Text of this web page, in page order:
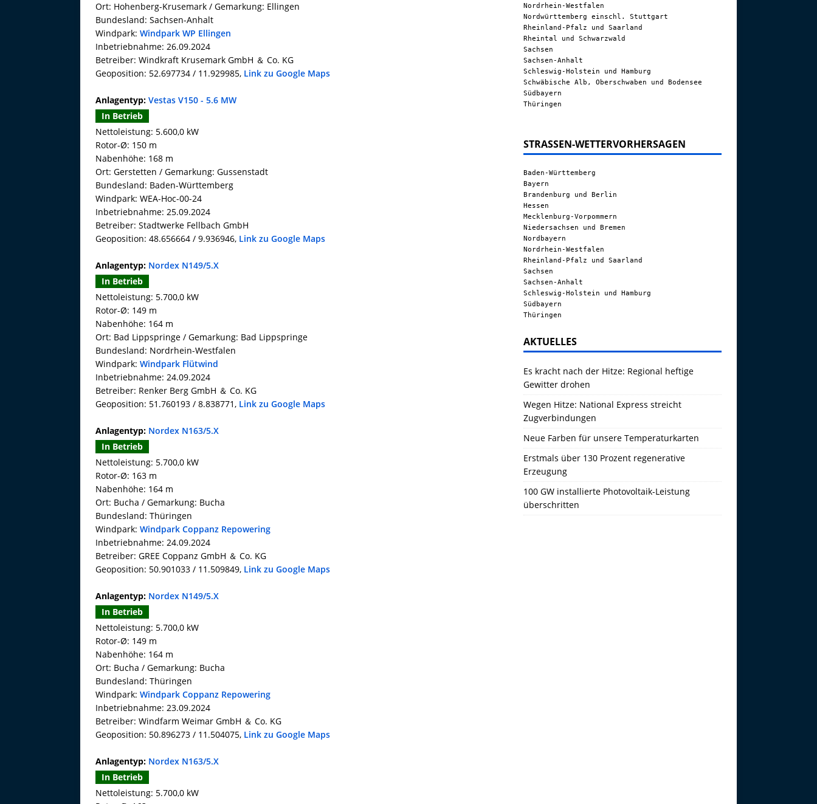
Ort: Hohenberg-Krusemark / Gemarkung: Ellingen
Bundesland: Sachsen-Anhalt
Windpark: Windpark WP Ellingen
Inbetriebnahme: 26.09.2024
Betreiber: Windkraft Krusemark GmbH ＆ Co. KG
Geoposition: 52.697734 / 11.929985, Link zu Google Maps
Anlagentyp: Vestas V150 - 5.6 MW
In Betrieb
Nettoleistung: 5.600,0 kW
Rotor-Ø: 150 m
Nabenhöhe: 168 m
Ort: Gerstetten / Gemarkung: Gussenstadt
Bundesland: Baden-Württemberg
Windpark: WEA-Hoc-00-24
Inbetriebnahme: 25.09.2024
Betreiber: Stadtwerke Fellbach GmbH
Geoposition: 48.656664 / 9.936946, Link zu Google Maps
Anlagentyp: Nordex N149/5.X
In Betrieb
Nettoleistung: 5.700,0 kW
Rotor-Ø: 149 m
Nabenhöhe: 164 m
Ort: Bad Lippspringe / Gemarkung: Bad Lippspringe
Bundesland: Nordrhein-Westfalen
Windpark: Windpark Flütwind
Inbetriebnahme: 24.09.2024
Betreiber: Renker Berg GmbH ＆ Co. KG
Geoposition: 51.760193 / 8.838771, Link zu Google Maps
Anlagentyp: Nordex N163/5.X
In Betrieb
Nettoleistung: 5.700,0 kW
Rotor-Ø: 163 m
Nabenhöhe: 164 m
Ort: Bucha / Gemarkung: Bucha
Bundesland: Thüringen
Windpark: Windpark Coppanz Repowering
Inbetriebnahme: 24.09.2024
Betreiber: GREE Coppanz GmbH ＆ Co. KG
Geoposition: 50.901033 / 11.509849, Link zu Google Maps
Anlagentyp: Nordex N149/5.X
In Betrieb
Nettoleistung: 5.700,0 kW
Rotor-Ø: 149 m
Nabenhöhe: 164 m
Ort: Bucha / Gemarkung: Bucha
Bundesland: Thüringen
Windpark: Windpark Coppanz Repowering
Inbetriebnahme: 23.09.2024
Betreiber: Windfarm Weimar GmbH ＆ Co. KG
Geoposition: 50.896273 / 11.504075, Link zu Google Maps
Anlagentyp: Nordex N163/5.X
In Betrieb
Nettoleistung: 5.700,0 kW
Nordrhein-Westfalen
Nordwürttemberg einschl. Stuttgart
Rheinland-Pfalz und Saarland
Rheintal und Schwarzwald
Sachsen
Sachsen-Anhalt
Schleswig-Holstein und Hamburg
Schwäbische Alb, Oberschwaben und Bodensee
Südbayern
Thüringen
STRASSEN-WETTERVORHERSAGEN
Baden-Württemberg
Bayern
Brandenburg und Berlin
Hessen
Mecklenburg-Vorpommern
Niedersachsen und Bremen
Nordbayern
Nordrhein-Westfalen
Rheinland-Pfalz und Saarland
Sachsen
Sachsen-Anhalt
Schleswig-Holstein und Hamburg
Südbayern
Thüringen
AKTUELLES
Es kracht nach der Hitze: Regional heftige
Gewitter drohen
Wegen Hitze: National Express streicht
Zugverbindungen
Neue Farben für unsere Temperaturkarten
Erstmals über 130 Prozent regenerative
Erzeugung
100 GW installierte Photovoltaik-Leistung
überschritten